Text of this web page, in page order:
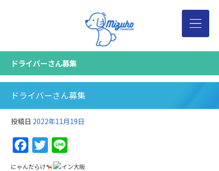
ドライバーさん募集
ドライバーさん募集
投稿日 2022年11月19日
Facebook
Twitter
にゃんだらけ
イン大阪